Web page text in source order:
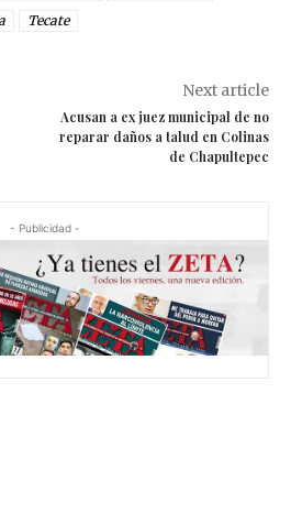
Tecate
Next article
Acusan a ex juez municipal de no
reparar daños a talud en Colinas
de Chapultepec
- Publicidad -